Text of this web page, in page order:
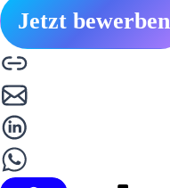
Jetzt bewerben